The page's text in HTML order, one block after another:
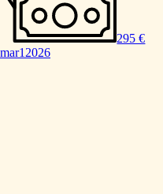
295 €
mar1 2026